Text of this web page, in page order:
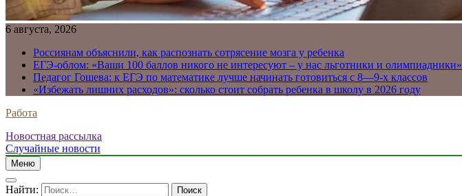
6 августа, 2026
Россиянам объяснили, как распознать сотрясение мозга у ребенка
ЕГЭ-облом: «Ваши 100 баллов никого не интересуют – у нас льготники и олимпиадники»
Педагог Гошева: к ЕГЭ по математике лучше начинать готовиться с 8—9-х классов
«Избежать лишних расходов»: сколько стоит собрать ребенка в школу в 2026 году
Работа
Новостная рассылка
Случайные новости
Меню
Найти: